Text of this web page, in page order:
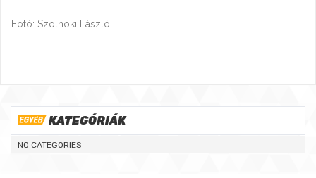
Fotó: Szolnoki László
KATEGÓRIÁK
NO CATEGORIES